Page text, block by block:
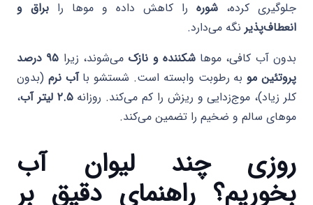
جلوگیری کرده، شوره را کاهش داده و موها را براق و
انعطاف‌پذیر نگه می‌دارد.
بدون آب کافی، موهاشکننده و نازک می‌شوند، زیرا
۹۵ درصد
پروتئین مو به رطوبت وابسته است. شستشو باآب نرم (بدون
کلر زیاد)، موج‌زدایی و ریزش را کم می‌کند. روزانه۲.۵ لیتر آب
،
موهای سالم و ضخیم را تضمین می‌کند.
روزی چند لیوان آب
بخوریم؟ راهنمای دقیق بر